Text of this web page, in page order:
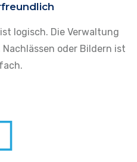
logisch. Die Verwaltung
oder Bildern ist